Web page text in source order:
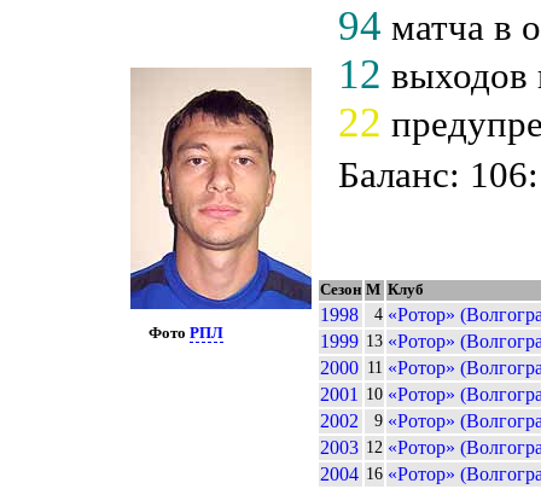
Фото РПЛ
94 матча в
12 выходов
22
Баланс:
Сезон М Клуб
1998 4 «Ротор»
1999 13 «Ротор»
2000 11 «Ротор»
2001
10 «Ротор»
2002
9 «Ротор»
2003 12 «Ротор»
2004 16 «Ротор»